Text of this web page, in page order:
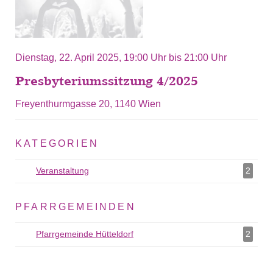
Dienstag, 22. April 2025, 19:00 Uhr bis 21:00 Uhr
Presbyteriumssitzung 4/2025
Freyenthurmgasse 20, 1140 Wien
KATEGORIEN
Veranstaltung 2
PFARRGEMEINDEN
Pfarrgemeinde Hütteldorf 2
Pfarrgemeinde Hütteldorf als Filter